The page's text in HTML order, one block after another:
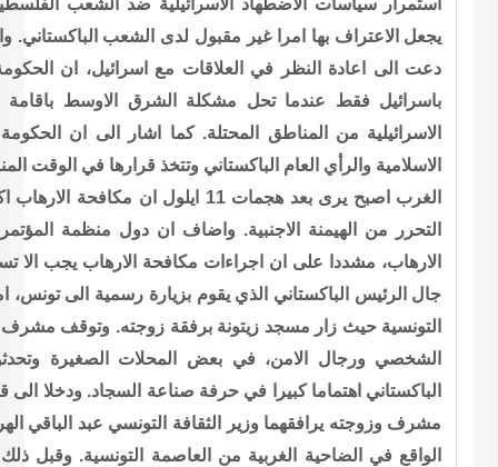
ضد الشعب الفلسطيني ورفض اسرائيل اخلاء المناطق المحتلة
الشعب الباكستاني. واضاف في تعليق على تصريحاته الاخيرة التي
ان الحكومة الباكستانية يمكنها درس مسألة الاعتراف
الاوسط باقامة دولة فلسطينية مستقلة وانسحاب القوات
اشار الى ان الحكومة الباكستانية ستأخذ بالاعتبار مشاعر الدول
قرارها في الوقت المناسب. وقال مشرف في حديثه الى الخليج ان
يرى بعد هجمات 11 ايلول ان مكافحة الارهاب اكثر الحاحا ومقدمة على حقوق الشعوب في
ان دول منظمة المؤتمر الاسلامي شريكة في التحالف الدولي ضد
الارهاب يجب الا تستخدم مبررا لنكران الحقوق. على صعيد آخر
رسمية الى تونس، امس في اسواق المدينة القديمة في العاصمة
زوجته. وتوقف مشرف وزوجته اللذان كانا محاطين بعناصر الحرس
الصغيرة وتحدثوا الى الحرفيين فيما ابدت زوجة الرئيس
السجاد. ودخلا الى قاعة الصلاة في مسجد زيتونة. ثم زار الرئيس
عبد الباقي الهرماسي، متحف باردو الوطني ومقر البرلمان
التونسية. وقبل ذلك توقف مشرف عند نصب شهداء الاستقلال